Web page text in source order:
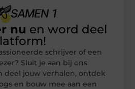
nu en word deel
schrijver of een
Sluit je aan bij ons
deel jouw verhalen, ontdek
en bouw mee aan een